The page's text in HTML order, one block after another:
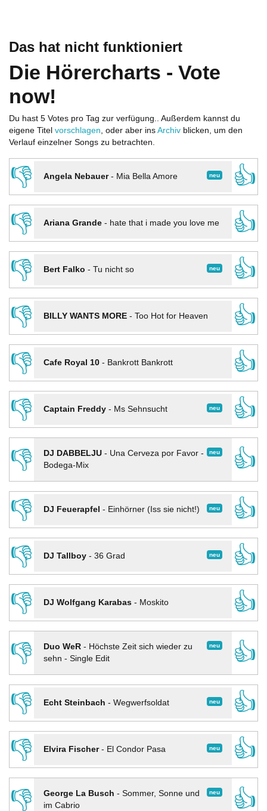
Das hat nicht funktioniert
Die Hörercharts - Vote
now!
Du hast 5 Votes pro Tag zur verfügung.. Außerdem kannst du
eigene Titel vorschlagen, oder aber ins Archiv blicken, um den
Verlauf einzelner Songs zu betrachten.
👎 neu
Angela Nebauer- Mia Bella Amore
👍
👎
Ariana Grande- hate that i made you love me
👍
👎
neu
Bert Falko - Tu nicht so
👍
👎
BILLY WANTS MORE- Too Hot for Heaven
👍
👎
Cafe Royal 10- Bankrott Bankrott
👍
👎
neu
Captain Freddy- Ms Sehnsucht
👍
👎
neu
DJ DABBELJU- Una Cerveza por Favor -
Bodega-Mix
👍
👎
neu
DJ Feuerapfel - Einhörner (Iss sie nicht!)
👍
👎
neu
DJ Tallboy- 36 Grad
👍
👎
DJ Wolfgang Karabas- Moskito
👍
👎
neu
Duo WeR- Höchste Zeit sich wieder zu
sehn - Single Edit
👍
👎
neu
Echt Steinbach - Wegwerfsoldat
👍
👎
neu
Elvira Fischer- El Condor Pasa
👍
👎
neu
George La Busch - Sommer, Sonne und
im Cabrio
👍